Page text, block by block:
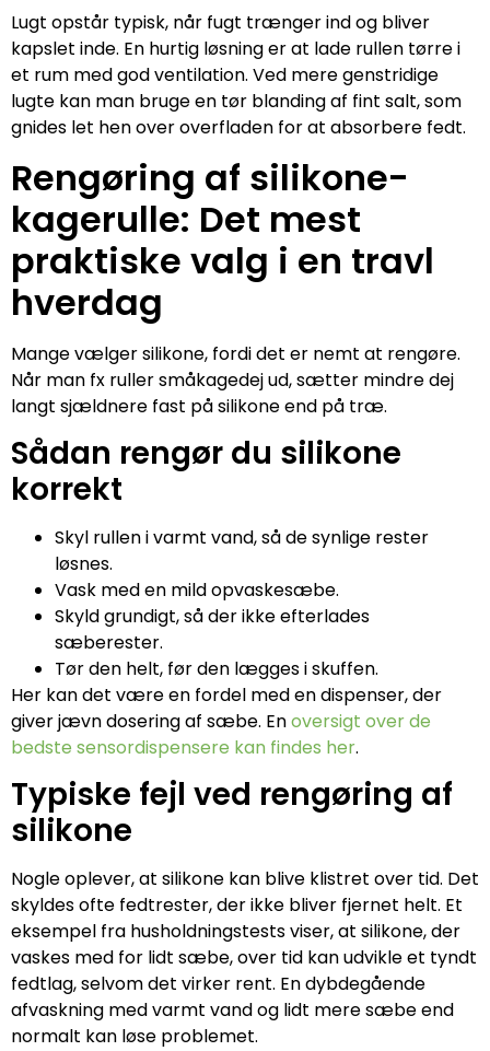
Lugt opstår typisk, når fugt trænger ind og bliver
kapslet inde. En hurtig løsning er at lade rullen tørre i
et rum med god ventilation. Ved mere genstridige
lugte kan man bruge en tør blanding af fint salt, som
gnides let hen over overfladen for at absorbere fedt.
Rengøring af silikone-
kagerulle: Det mest
praktiske valg i en travl
hverdag
Mange vælger silikone, fordi det er nemt at rengøre.
Når man fx ruller småkagedej ud, sætter mindre dej
langt sjældnere fast på silikone end på træ.
Sådan rengør du silikone
korrekt
Skyl rullen i varmt vand, så de synlige rester
løsnes.
Vask med en mild opvaskesæbe.
Skyld grundigt, så der ikke efterlades
sæberester.
Tør den helt, før den lægges i skuffen.
Her kan det være en fordel med en dispenser, der
giver jævn dosering af sæbe. Enoversigt over de
bedste sensordispensere kan findes her.
Typiske fejl ved rengøring af
silikone
Nogle oplever, at silikone kan blive klistret over tid. Det
skyldes ofte fedtrester, der ikke bliver fjernet helt. Et
eksempel fra husholdningstests viser, at silikone, der
vaskes med for lidt sæbe, over tid kan udvikle et tyndt
fedtlag, selvom det virker rent. En dybdegående
afvaskning med varmt vand og lidt mere sæbe end
normalt kan løse problemet.